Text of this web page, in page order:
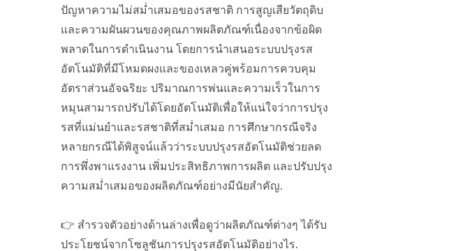
ปัญหาความไม่สม่ำเสมอของรสชาติ การสูญเสียวัตถุดิบ
และความผันผวนของคุณภาพผลิตภัณฑ์เนื่องจากข้อผิด
พลาดในการดำเนินงาน โดยการนำเสนอระบบปรุงรส
อัตโนมัติที่มีโหมดผงและของเหลวคู่พร้อมการควบคุม
อัตราส่วนอัจฉริยะ ปริมาณการพ่นและความเร็วในการ
หมุนสามารถปรับได้โดยอัตโนมัติเพื่อให้แน่ใจว่าการปรุง
รสที่แม่นยำและรสชาติที่สม่ำเสมอ การศึกษากรณีจริง
หลายกรณีได้พิสูจน์แล้วว่าระบบปรุงรสอัตโนมัติช่วยลด
การพึ่งพาแรงงาน เพิ่มประสิทธิภาพการผลิต และปรับปรุง
ความสม่ำเสมอของผลิตภัณฑ์อย่างมีนัยสำคัญ.
👉 สำรวจตัวอย่างด้านล่างเพื่อดูว่าผลิตภัณฑ์ต่างๆ ได้รับ
ประโยชน์จากโซลูชันการปรุงรสอัตโนมัติอย่างไร.